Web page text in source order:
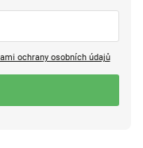
ochrany osobních údajů